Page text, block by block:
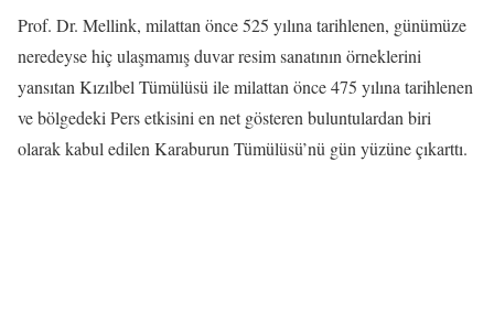
Prof. Dr. Mellink, milattan önce 525 yılına tarihlenen, günümüze
neredeyse hiç ulaşmamış duvar resim sanatının örneklerini
yansıtan Kızılbel Tümülüsü ile milattan önce 475 yılına tarihlenen
ve bölgedeki Pers etkisini en net gösteren buluntulardan biri
olarak kabul edilen Karaburun Tümülüsü’nü gün yüzüne çıkarttı.